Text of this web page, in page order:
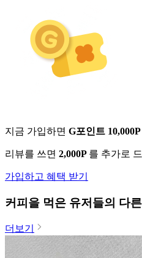
지금 가입하면 G포인트
리뷰를 쓰면 2,000P 를 추가로
가입하고 혜택 받기
커피 을 먹은 유저들의 다
더보기